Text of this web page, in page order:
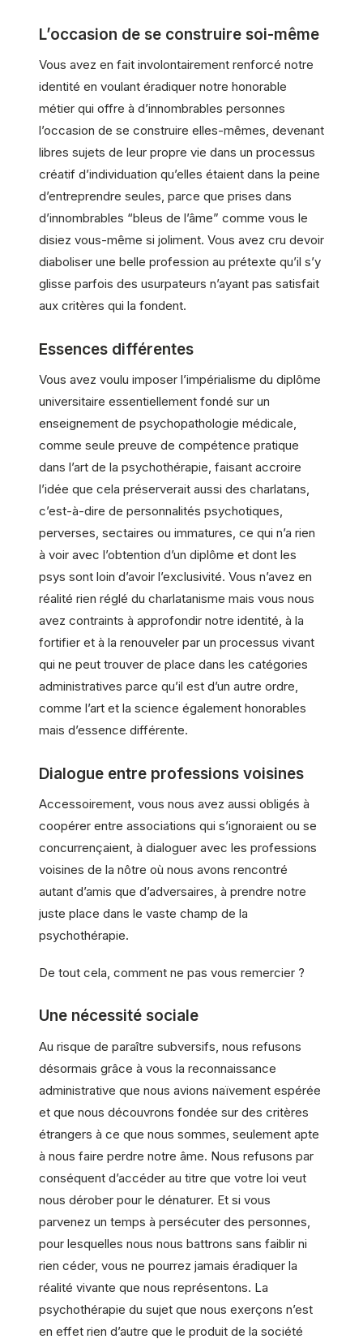
L’occasion de se construire soi-même
Vous avez en fait involontairement renforcé notre
identité en voulant éradiquer notre honorable
métier qui offre à d’innombrables personnes
l’occasion de se construire elles-mêmes, devenant
libres sujets de leur propre vie dans un processus
créatif d’individuation qu’elles étaient dans la peine
d’entreprendre seules, parce que prises dans
d’innombrables “bleus de l’âme” comme vous le
disiez vous-même si joliment. Vous avez cru devoir
diaboliser une belle profession au prétexte qu’il s’y
glisse parfois des usurpateurs n’ayant pas satisfait
aux critères qui la fondent.
Essences différentes
Vous avez voulu imposer l’impérialisme du diplôme
universitaire essentiellement fondé sur un
enseignement de psychopathologie médicale,
comme seule preuve de compétence pratique
dans l’art de la psychothérapie, faisant accroire
l’idée que cela préserverait aussi des charlatans,
c’est-à-dire de personnalités psychotiques,
perverses, sectaires ou immatures, ce qui n’a rien
à voir avec l’obtention d’un diplôme et dont les
psys sont loin d’avoir l’exclusivité. Vous n’avez en
réalité rien réglé du charlatanisme mais vous nous
avez contraints à approfondir notre identité, à la
fortifier et à la renouveler par un processus vivant
qui ne peut trouver de place dans les catégories
administratives parce qu’il est d’un autre ordre,
comme l’art et la science également honorables
mais d’essence différente.
Dialogue entre professions voisines
Accessoirement, vous nous avez aussi obligés à
coopérer entre associations qui s’ignoraient ou se
concurrençaient, à dialoguer avec les professions
voisines de la nôtre où nous avons rencontré
autant d’amis que d’adversaires, à prendre notre
juste place dans le vaste champ de la
psychothérapie.
De tout cela, comment ne pas vous remercier ?
Une nécessité sociale
Au risque de paraître subversifs, nous refusons
désormais grâce à vous la reconnaissance
administrative que nous avions naïvement espérée
et que nous découvrons fondée sur des critères
étrangers à ce que nous sommes, seulement apte
à nous faire perdre notre âme. Nous refusons par
conséquent d’accéder au titre que votre loi veut
nous dérober pour le dénaturer. Et si vous
parvenez un temps à persécuter des personnes,
pour lesquelles nous nous battrons sans faiblir ni
rien céder, vous ne pourrez jamais éradiquer la
réalité vivante que nous représentons. La
psychothérapie du sujet que nous exerçons n’est
en effet rien d’autre que le produit de la société